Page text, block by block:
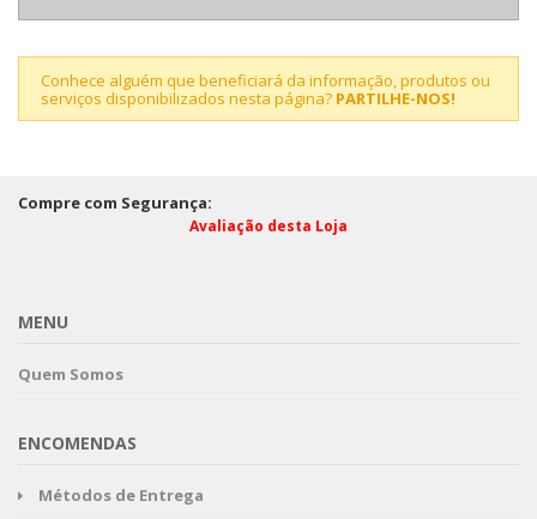
Conhece alguém que beneficiará da informação, produtos ou
serviços disponibilizados nesta página? PARTILHE-NOS!
Compre com Segurança:
Avaliação desta Loja
MENU
Quem Somos
ENCOMENDAS
Métodos de Entrega